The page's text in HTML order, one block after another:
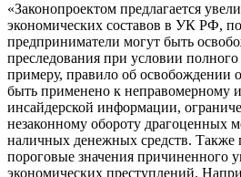
«Законопроектом предлагается
экономических составов в УК РФ,
предприниматели могут быть
преследования при условии
примеру, правило об освобождении
быть применено к неправомерному
инсайдерской информации,
незаконному обороту драгоценных
наличных денежных средств. Также
пороговые значения причиненного
экономических преступлений.